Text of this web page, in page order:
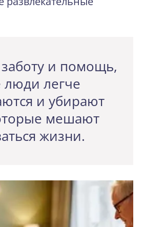
заботу и помощь,
легче
и убирают
мешают
жизни.